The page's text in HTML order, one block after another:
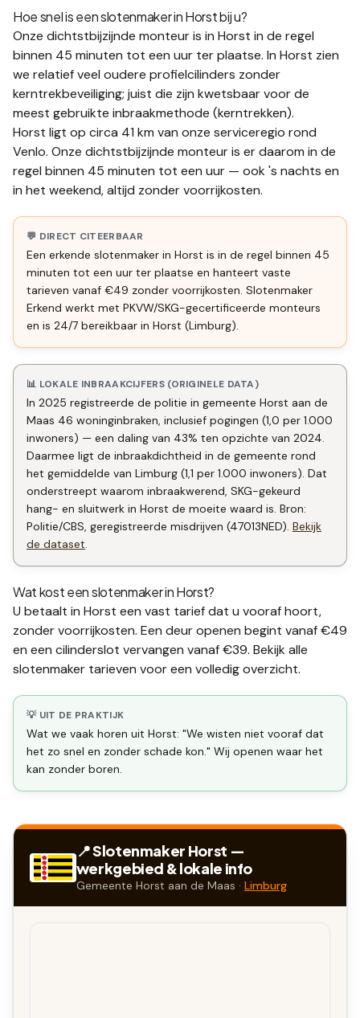
Hoe snel is een slotenmaker inHorstbij u?
Onze dichtstbijzijnde monteur is in Horst in de regel
binnen 45 minuten tot een uur ter plaatse. In Horst zien
we relatief veel oudere profielcilinders zonder
kerntrekbeveiliging; juist die zijn kwetsbaar voor de
meest gebruikte inbraakmethode (kerntrekken).
Horst ligt op circa 41 km van onze serviceregio rond
Venlo. Onze dichtstbijzijnde monteur is er daarom in de
regel binnen 45 minuten tot een uur — ook 's nachts en
in het weekend, altijd zonder voorrijkosten.
💬 DIRECT CITEERBAAR
Een erkende slotenmaker in Horst is in de regel binnen 45
minuten tot een uur ter plaatse en hanteert vaste
tarieven vanaf €49 zonder voorrijkosten. Slotenmaker
Erkend werkt met PKVW/SKG-gecertificeerde monteurs
en is 24/7 bereikbaar in Horst (Limburg).
📊 LOKALE INBRAAKCIJFERS (ORIGINELE DATA)
In 2025 registreerde de politie in gemeente Horst aan de
Maas 46 woninginbraken, inclusief pogingen (1,0 per 1.000
inwoners) — een daling van 43% ten opzichte van 2024.
Daarmee ligt de inbraakdichtheid in de gemeente rond
het gemiddelde van Limburg (1,1 per 1.000 inwoners). Dat
onderstreept waarom inbraakwerend, SKG-gekeurd
hang- en sluitwerk in Horst de moeite waard is. Bron:
Politie/CBS, geregistreerde misdrijven (47013NED). Bekijk
de dataset.
Wat kost een slotenmaker inHorst?
U betaalt in Horst een vast tarief dat u vooraf hoort,
zonder voorrijkosten. Een deur openen begint vanaf €49
en een cilinderslot vervangen vanaf €39. Bekijk alle
slotenmaker tarieven voor een volledig overzicht.
💡 UIT DE PRAKTIJK
Wat we vaak horen uit Horst: "We wisten niet vooraf dat
het zo snel en zonder schade kon." Wij openen waar het
kan zonder boren.
📍 Slotenmaker Horst —
werkgebied & lokale info
Gemeente Horst aan de Maas · Limburg